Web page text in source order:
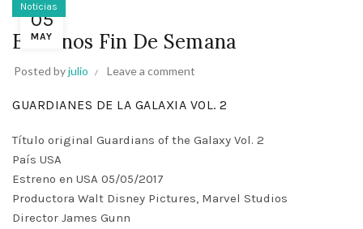
05
MAY
Noticias
Estrenos Fin De Semana
Posted byjulio Leave a comment
GUARDIANES DE LA GALAXIA VOL. 2
Título original Guardians of the Galaxy Vol. 2
País USA
Estreno en USA 05/05/2017
Productora Walt Disney Pictures, Marvel Studios
Director James Gunn